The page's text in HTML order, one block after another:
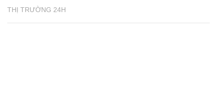
THỊ TRƯỜNG 24H